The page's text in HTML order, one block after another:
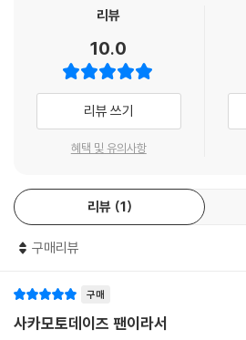
리뷰
10.0
리뷰 쓰기
혜택 및 유의사항
리뷰 1
구매리뷰
구매
사카모토데이즈 팬이라서